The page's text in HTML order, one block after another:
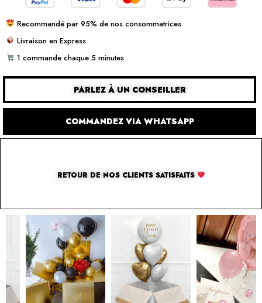
Recommandé par 95% de nos consommatrices
Livraison en Express
1 commande chaque 5 minutes
PARLEZ À UN CONSEILLER
COMMANDEZ VIA WHATSAPP
RETOUR DE NOS CLIENTS SATISFAITS